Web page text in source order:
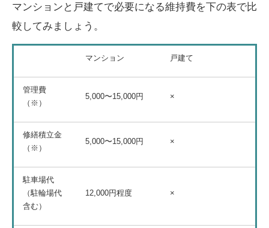
マンションと戸建てで必要になる維持費を下の表で比
較してみましょう。
マンション 戸建て
管理費
（※）
5,000〜15,000円 ×
修繕積立金
（※）
5,000〜15,000円 ×
駐車場代
（駐輪場代
含む）
12,000円程度 ×